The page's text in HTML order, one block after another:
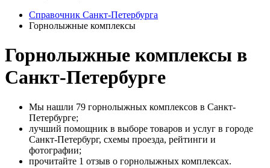
Справочник Санкт-Петербурга
Горнолыжные комплексы
Горнолыжные комплексы в
Санкт-Петербурге
Мы нашли 79 горнолыжных комплексов в Санкт-
Петербурге;
лучший помощник в выборе товаров и услуг в городе
Санкт-Петербург, схемы проезда, рейтинги и
фотографии;
прочитайте 1 отзыв о горнолыжных комплексах.